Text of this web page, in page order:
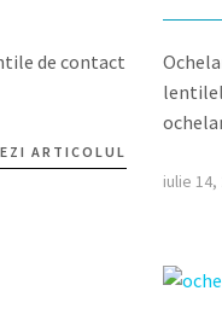
de contact
ARTICOLUL
iulie 14,